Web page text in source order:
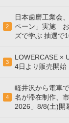
2
日本歯磨工業会
ペーン」実施 お
ズで学ぶ 抽選で
3
LOWERCASE ×
4日より販売開始
4
軽井沢から電車
名が滞在制作、
2026」8/8(土)開